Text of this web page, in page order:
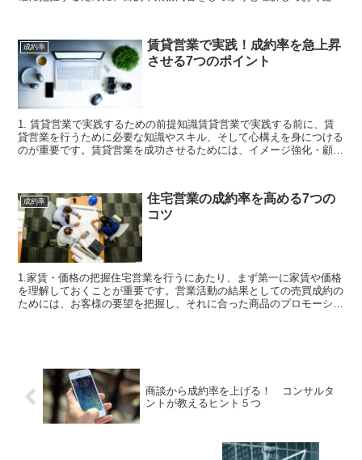
成約率
賃貸営業で実践！成約率を急上昇
させる7つのポイント
1. 賃貸営業で実践するための前提知識賃貸営業で実践する前に、賃
貸営業を行うために必要な知識やスキル、そして心構えを身につける
のが重要です。賃貸営業を成功させるためには、イメージ強化・顧客
成約率
住宅営業の成約率を高める7つの
コツ
1.家賃・価格の把握住宅営業を行うにあたり、まず第一に家賃や価格
を理解しておくことが重要です。営業活動の結果としての売買成約の
ためには、お客様の要望を把握し、それに合った商品のプロモーショ
商談から成約率を上げる！ コンサルタ
ントが教えるヒント５つ